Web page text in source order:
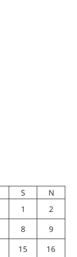
S
N
1
2
8
9
15 16